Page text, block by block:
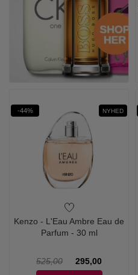
-44% NYHED
Kenzo - L'Eau Ambre Eau de
Parfum - 30 ml
525,00
295,00